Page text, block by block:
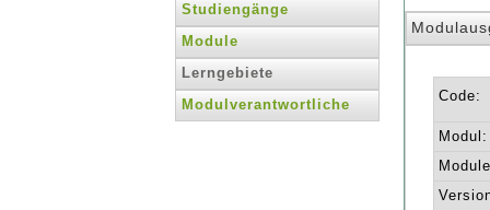
Studiengänge
Module
Lerngebiete
Modulverantwortliche
Code:
Modul: